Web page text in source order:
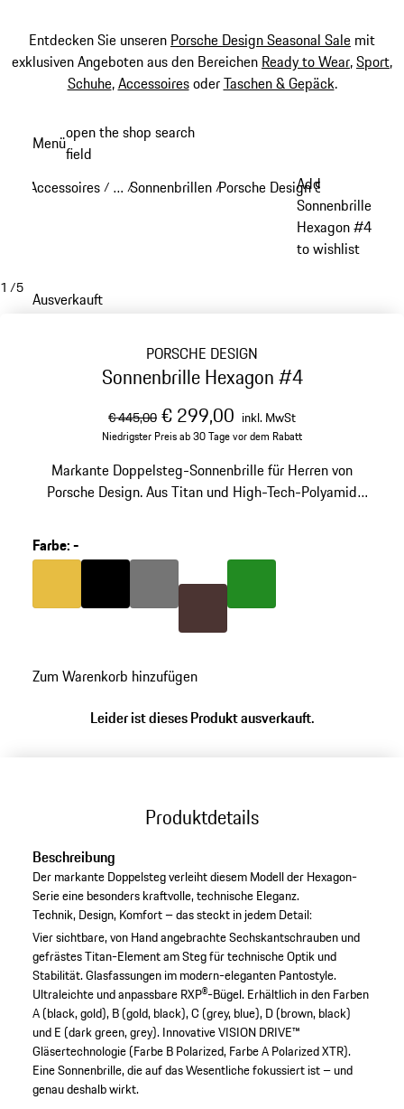
Entdecken Sie unseren Porsche Design Seasonal Sale mit
exklusiven Angeboten aus den Bereichen Ready to Wear,Sport,
Schuhe,AccessoiresoderTaschen & Gepäck.
Hauptinhalt
Menüopen the shop search
field
Accessoires / …
Reveal collapsed breadcrumb items
/Sonnenbrillen /Porsche Design Sonnenbrillen
Add
Sonnenbrille
Hexagon #4
to wishlist
1 /5
Ausverkauft
PORSCHE DESIGN
Sonnenbrille Hexagon #4
ursprünglicher Preis
€ 445,00Verkaufspreis
€ 299,00 inklusive
inkl. MwSt
Niedrigster Preis ab 30 Tage vor dem Rabatt
Markante Doppelsteg-Sonnenbrille für Herren von
Porsche Design. Aus Titan und High-Tech-Polyamid
Farbe:-
Farbe
gold
Farbe schwarz
Farbe nardograuFarbe grün
Zum Warenkorb hinzufügen
Leider ist dieses Produkt ausverkauft.
Produktdetails
Beschreibung
Der markante Doppelsteg verleiht diesem Modell der Hexagon-
Serie eine besonders kraftvolle, technische Eleganz.
Technik, Design, Komfort – das steckt in jedem Detail:
Vier sichtbare, von Hand angebrachte Sechskantschrauben und
gefrästes Titan-Element am Steg für technische Optik und
Stabilität.Glasfassungen im modern-eleganten Pantostyle.
Ultraleichte und anpassbare RXP®-Bügel. Erhältlich in den Farben
A (black, gold), B (gold, black), C (grey, blue), D (brown, black)
und E (dark green, grey). Innovative VISION DRIVE™
Gläsertechnologie (Farbe B Polarized, Farbe A Polarized XTR).
Eine Sonnenbrille, die auf das Wesentliche fokussiert ist – und
genau deshalb wirkt.